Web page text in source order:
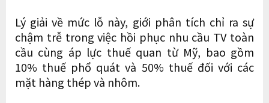
Lý giải về mức lỗ này, giới phân tích chỉ ra sự
chậm trễ trong việc hồi phục nhu cầu TV toàn
cầu cùng áp lực thuế quan từ Mỹ, bao gồm
10% thuế phổ quát và 50% thuế đối với các
mặt hàng thép và nhôm.